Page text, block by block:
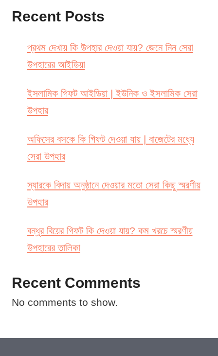
Recent Posts
প্রথম দেখায় কি উপহার দেওয়া যায়? জেনে নিন সেরা
উপহারের আইডিয়া
ইসলামিক গিফট আইডিয়া | ইউনিক ও ইসলামিক সেরা
উপহার
অফিসের বসকে কি গিফট দেওয়া যায় | বাজেটের মধ্যে
সেরা উপহার
স্যারকে বিদায় অনুষ্ঠানে দেওয়ার মতো সেরা কিছু স্মরণীয়
উপহার
বন্ধুর বিয়ের গিফট কি দেওয়া যায়? কম খরচে স্মরণীয়
উপহারের তালিকা
Recent Comments
No comments to show.